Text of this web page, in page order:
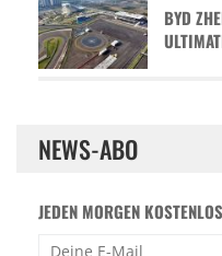
BYD
NEWS-ABO
JEDEN MORGEN